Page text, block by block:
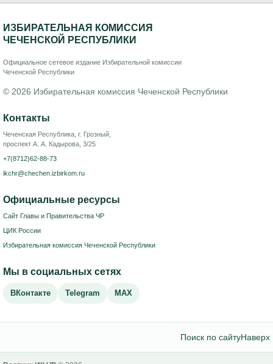
ИЗБИРАТЕЛЬНАЯ КОМИССИЯ
ЧЕЧЕНСКОЙ РЕСПУБЛИКИ
Официальное сетевое издание Избирательной комиссии
Чеченской Республики
© 2026 Избирательная комиссия Чеченской Республики
Контакты
Чеченская Республика, г. Грозный,
проспект А. А. Кадырова, 3/25
+7(8712)62-88-73
ikchr@chechen.izbirkom.ru
Официальные ресурсы
Сайт Главы и Правительства ЧР
ЦИК России
Избирательная комиссия Чеченской Республики
Мы в социальных сетях
ВКонтакте Telegram MAX
Поиск по сайтуНаверх